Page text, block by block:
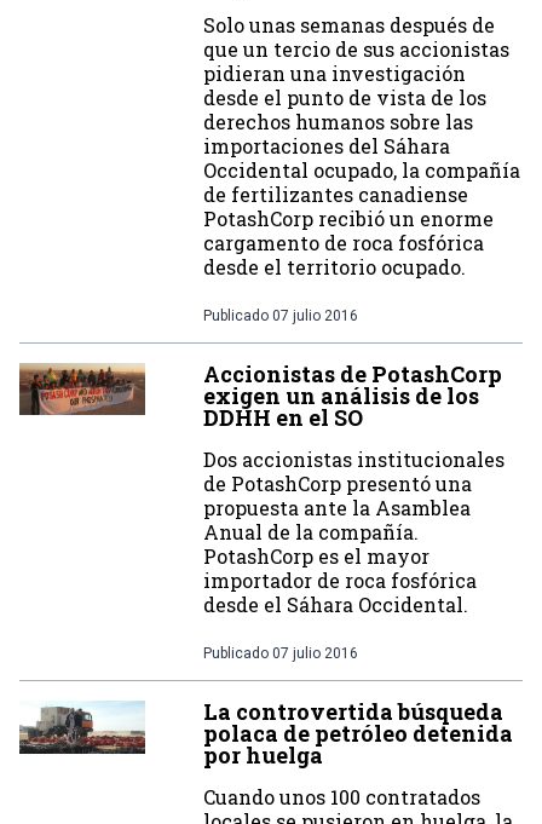
Solo unas semanas después de
que un tercio de sus accionistas
pidieran una investigación
desde el punto de vista de los
derechos humanos sobre las
importaciones del Sáhara
Occidental ocupado, la compañía
de fertilizantes canadiense
PotashCorp recibió un enorme
cargamento de roca fosfórica
desde el territorio ocupado.
Publicado 07 julio 2016
Accionistas de PotashCorp
exigen un análisis de los
DDHH en el SO
Dos accionistas institucionales
de PotashCorp presentó una
propuesta ante la Asamblea
Anual de la compañía.
PotashCorp es el mayor
importador de roca fosfórica
desde el Sáhara Occidental.
Publicado 07 julio 2016
La controvertida búsqueda
polaca de petróleo detenida
por huelga
Cuando unos 100 contratados